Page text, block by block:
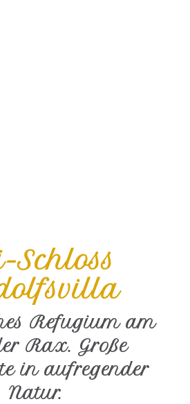
Schloss
Refugium am
Rax. Große
in aufregender
Natur.